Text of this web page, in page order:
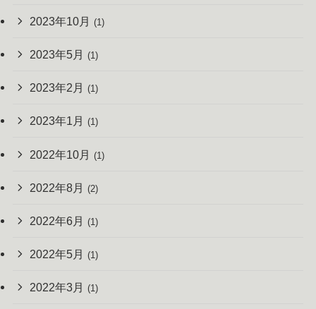
2023年10月 (1)
2023年5月 (1)
2023年2月 (1)
2023年1月 (1)
2022年10月 (1)
2022年8月 (2)
2022年6月 (1)
2022年5月 (1)
2022年3月 (1)